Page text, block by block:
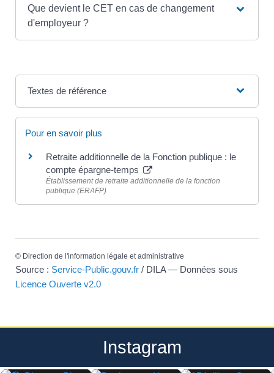
Que devient le CET en cas de changement
d'employeur ?
Textes de référence
Pour en savoir plus
Retraite additionnelle de la Fonction publique : le
compte épargne-temps
Établissement de retraite additionnelle de la fonction
publique (ERAFP)
© Direction de l'information légale et administrative
Source : Service-Public.gouv.fr / DILA — Données sous
Licence Ouverte v2.0
Instagram